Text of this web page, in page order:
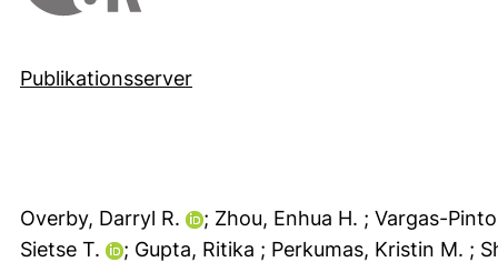
Publikationsserver
Overby, Darryl R. ; Zhou, Enhua H. ; Vargas-
Sietse T.
; Gupta, Ritika ; Perkumas, Kristin M. ;